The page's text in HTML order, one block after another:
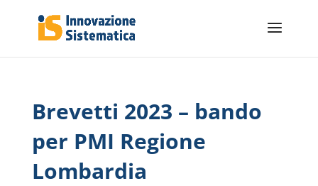
Brevetti 2023 – bando
per PMI Regione
Lombardia